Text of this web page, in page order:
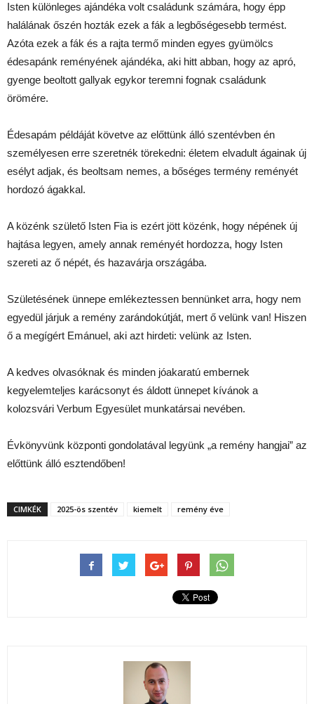
Isten különleges ajándéka volt családunk számára, hogy épp
halálának őszén hozták ezek a fák a legbőségesebb termést.
Azóta ezek a fák és a rajta termő minden egyes gyümölcs
édesapánk reményének ajándéka, aki hitt abban, hogy az apró,
gyenge beoltott gallyak egykor teremni fognak családunk
örömére.
Édesapám példáját követve az előttünk álló szentévben én
személyesen erre szeretnék törekedni: életem elvadult ágainak új
esélyt adjak, és beoltsam nemes, a bőséges termény reményét
hordozó ágakkal.
A közénk születő Isten Fia is ezért jött közénk, hogy népének új
hajtása legyen, amely annak reményét hordozza, hogy Isten
szereti az ő népét, és hazavárja országába.
Születésének ünnepe emlékeztessen bennünket arra, hogy nem
egyedül járjuk a remény zarándokútját, mert ő velünk van! Hiszen
ő a megígért Emánuel, aki azt hirdeti: velünk az Isten.
A kedves olvasóknak és minden jóakaratú embernek
kegyelemteljes karácsonyt és áldott ünnepet kívánok a
kolozsvári Verbum Egyesület munkatársai nevében.
Évkönyvünk központi gondolatával legyünk „a remény hangjai” az
előttünk álló esztendőben!
CIMKÉK 2025-ös szentév kiemelt remény éve